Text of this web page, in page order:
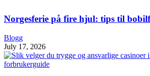
Norgesferie på fire hjul: tips til
Blogg
July 17, 2026